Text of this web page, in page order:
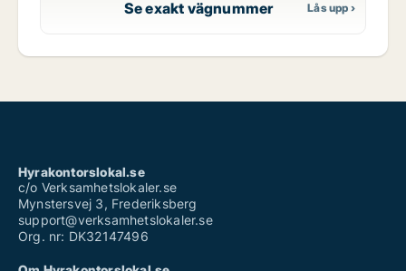
Se exakt vägnummer
Hyrakontorslokal.se
c/o Verksamhetslokaler.se
Mynstersvej 3, Frederiksberg
support@verksamhetslokaler.se
Org. nr: DK32147496